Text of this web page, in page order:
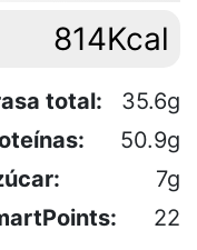
814Kcal
total:
35.6g
50.9g
7g
22